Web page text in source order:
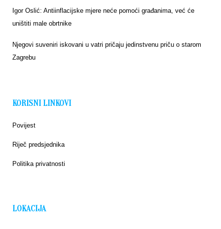
Igor Oslić: Antiinflacijske mjere neće pomoći građanima, već će
uništiti male obrtnike
Njegovi suveniri iskovani u vatri pričaju jedinstvenu priču o starom
Zagrebu
KORISNI LINKOVI
Povijest
Riječ predsjednika
Politika privatnosti
LOKACIJA